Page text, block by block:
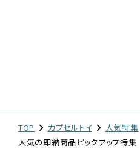
TOP カプセルトイ
人気特集
人気の即納商品ピックアップ特集